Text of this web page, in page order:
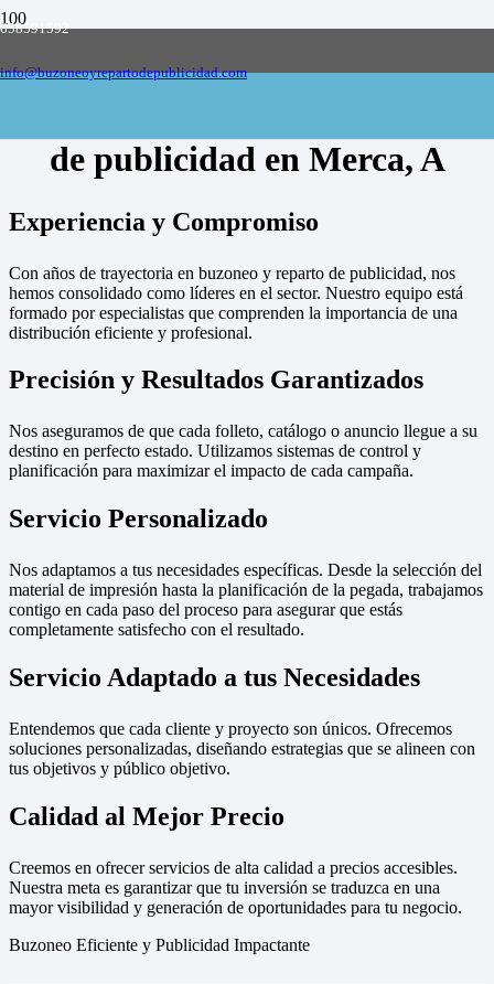
658591592
info@buzoneoyrepartodepublicidad.com
Empresa de buzoneo y reparto de publicidad
de publicidad en Merca, A
Experiencia y Compromiso
Con años de trayectoria en buzoneo y reparto de publicidad, nos
hemos consolidado como líderes en el sector. Nuestro equipo está
formado por especialistas que comprenden la importancia de una
distribución eficiente y profesional.
Precisión y Resultados Garantizados
Nos aseguramos de que cada folleto, catálogo o anuncio llegue a su
destino en perfecto estado. Utilizamos sistemas de control y
planificación para maximizar el impacto de cada campaña.
Servicio Personalizado
Nos adaptamos a tus necesidades específicas. Desde la selección del
material de impresión hasta la planificación de la pegada, trabajamos
contigo en cada paso del proceso para asegurar que estás
completamente satisfecho con el resultado.
Servicio Adaptado a tus Necesidades
Entendemos que cada cliente y proyecto son únicos. Ofrecemos
soluciones personalizadas, diseñando estrategias que se alineen con
tus objetivos y público objetivo.
Calidad al Mejor Precio
Creemos en ofrecer servicios de alta calidad a precios accesibles.
Nuestra meta es garantizar que tu inversión se traduzca en una
mayor visibilidad y generación de oportunidades para tu negocio.
Buzoneo Eficiente y Publicidad Impactante